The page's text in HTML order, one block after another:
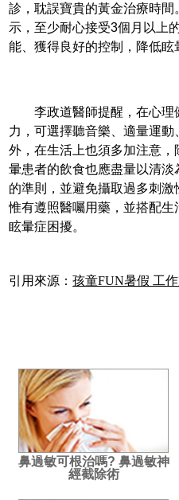
診，耽誤寶貴的黃金治療時
示，至少耐心接受3個月以上
能、獲得良好的控制，降低眩
李政道醫師提醒，在心理
力，可選擇聽音樂、適量運
外，在生活上也須多加注意
暈患者的飲食也應盡量以清
的準則，並避免攝取過多刺激
惟有遵照醫囑用藥，並搭配
眩暈症困擾。
引用來源：孩童FUN暑假 工
鼻過敏可根治嗎? 鼻過敏神
經截除術